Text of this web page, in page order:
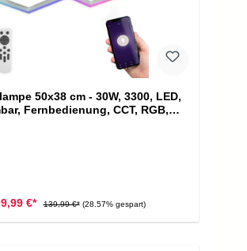
50x38 cm - 30W, 3300, LED,
Fernbedienung, CCT, RGB,
€* 139,99 €* (28.57% gespart)